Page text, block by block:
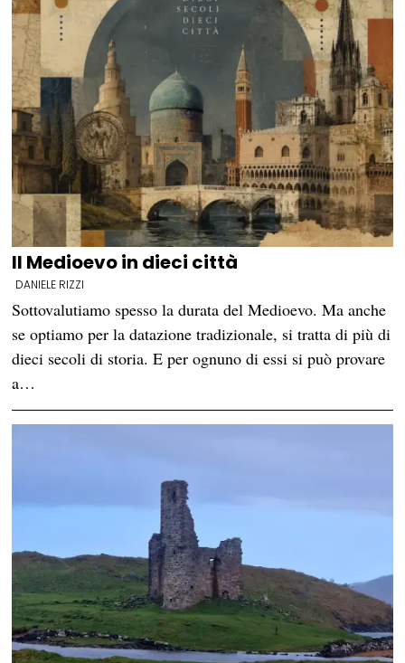
Il Medioevo in dieci città
DANIELE RIZZI
Sottovalutiamo spesso la durata del Medioevo. Ma anche
se optiamo per la datazione tradizionale, si tratta di più di
dieci secoli di storia. E per ognuno di essi si può provare
a…